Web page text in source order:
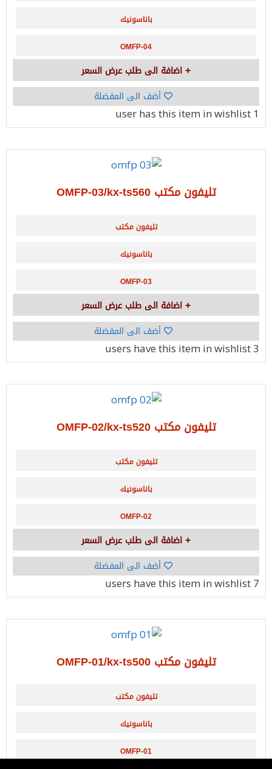
باناسونيك
OMFP-04
اضافة الى طلب عرض السعر
أضف الى المفضلة
1 user
has this item in wishlist
تليفون مكتب OMFP-03/kx-ts560
تليفون مكتب
باناسونيك
OMFP-03
اضافة الى طلب عرض السعر
أضف الى المفضلة
3 users
have this item in wishlist
تليفون مكتب OMFP-02/kx-ts520
تليفون مكتب
باناسونيك
OMFP-02
اضافة الى طلب عرض السعر
أضف الى المفضلة
7 users
have this item in wishlist
تليفون مكتب OMFP-01/kx-ts500
تليفون مكتب
باناسونيك
OMFP-01